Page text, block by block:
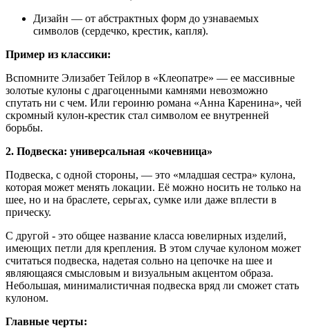
Дизайн — от абстрактных форм до узнаваемых
символов (сердечко, крестик, капля).
Пример из классики:
Вспомните Элизабет Тейлор в «Клеопатре» — ее массивные
золотые кулоны с драгоценными камнями невозможно
спутать ни с чем. Или героиню романа «Анна Каренина», чей
скромный кулон-крестик стал символом ее внутренней
борьбы.
2. Подвеска: универсальная «кочевница»
Подвеска, с одной стороны, — это «младшая сестра» кулона,
которая может менять локации. Её можно носить не только на
шее, но и на браслете, серьгах, сумке или даже вплести в
прическу.
С другой - это общее название класса ювелирных изделий,
имеющих петли для крепления. В этом случае кулоном может
считаться подвеска, надетая сольно на цепочке на шее и
являющаяся смысловым и визуальным акцентом образа.
Небольшая, минималистичная подвеска вряд ли сможет стать
кулоном.
Главные черты: